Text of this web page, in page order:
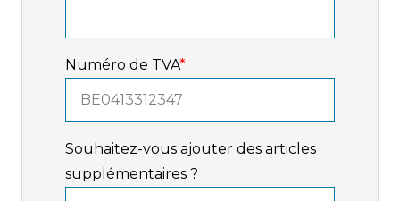
Numéro de TVA*
Souhaitez-vous ajouter des articles
supplémentaires ?